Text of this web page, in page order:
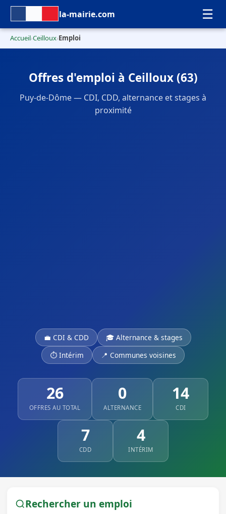
la-mairie.com ☰
Accueil›Ceilloux›Emploi
Offres d'emploi à Ceilloux (63)
Puy-de-Dôme — CDI, CDD, alternance et stages à
proximité
💼 CDI & CDD
🎓 Alternance & stages
⏱ Intérim
📍 Communes voisines
26
OFFRES AU TOTAL
0
ALTERNANCE
14
CDI
7
CDD
4
INTÉRIM
Rechercher un emploi